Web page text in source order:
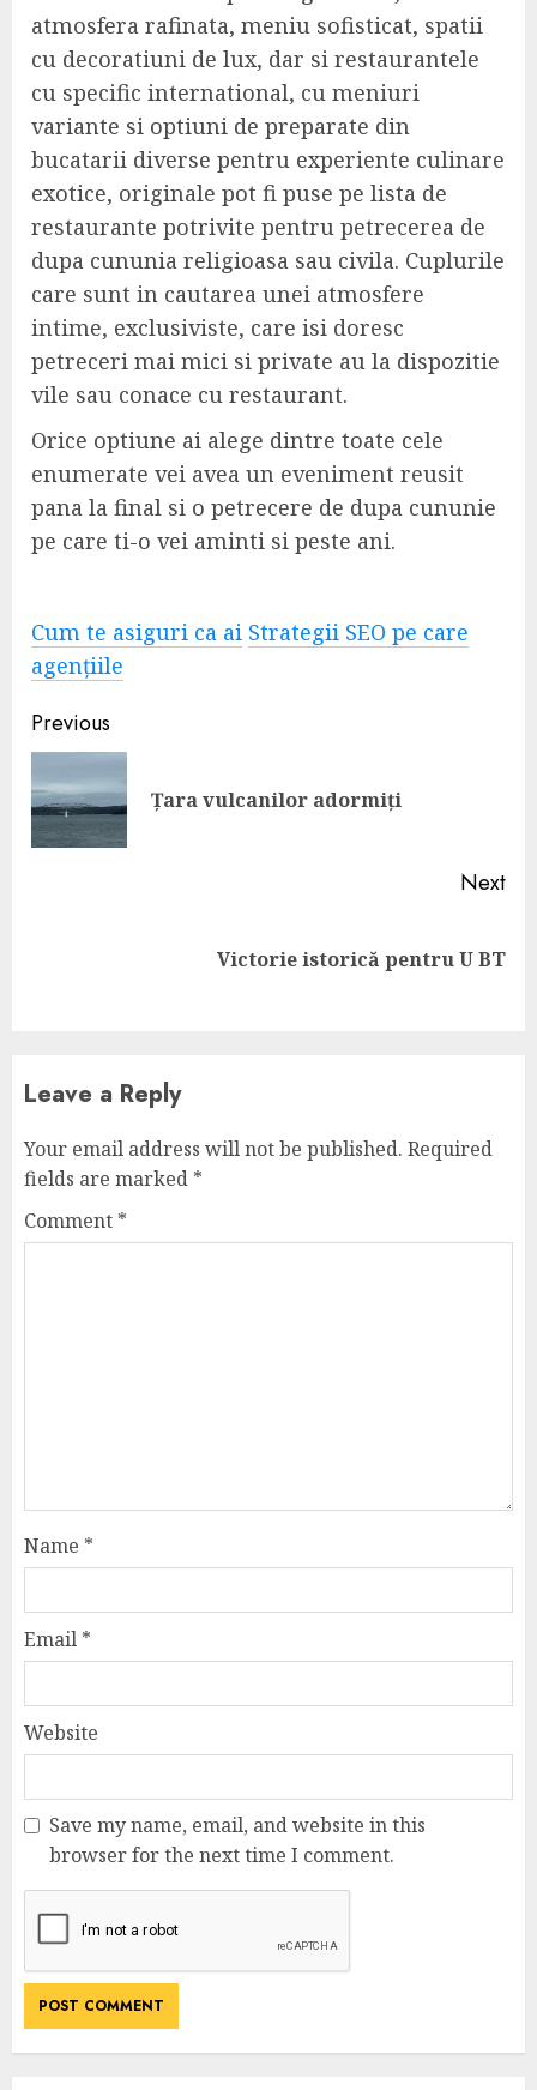
atmosfera rafinata, meniu sofisticat, spatii
cu decoratiuni de lux, dar si restaurantele
cu specific international, cu meniuri
variante si optiuni de preparate din
bucatarii diverse pentru experiente culinare
exotice, originale pot fi puse pe lista de
restaurante potrivite pentru petrecerea de
dupa cununia religioasa sau civila. Cuplurile
care sunt in cautarea unei atmosfere
intime, exclusiviste, care isi doresc
petreceri mai mici si private au la dispozitie
vile sau conace cu restaurant.
Orice optiune ai alege dintre toate cele
enumerate vei avea un eveniment reusit
pana la final si o petrecere de dupa cununie
pe care ti-o vei aminti si peste ani.
Cum te asiguri ca ai Strategii SEO pe care
agențiile
Continue
Reading
Previous
Țara vulcanilor adormiți
Next
Victorie istorică pentru U BT
Leave a Reply
Your email address will not be published. Required
fields are marked *
Comment *
Name *
Email *
Website
Save my name, email, and website in this
browser for the next time I comment.